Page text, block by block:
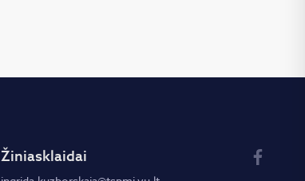
Žiniasklaidai